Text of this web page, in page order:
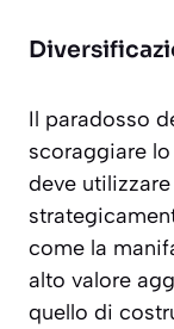
Il paradosso
scoraggiare
deve
come la
alto valore
quello di